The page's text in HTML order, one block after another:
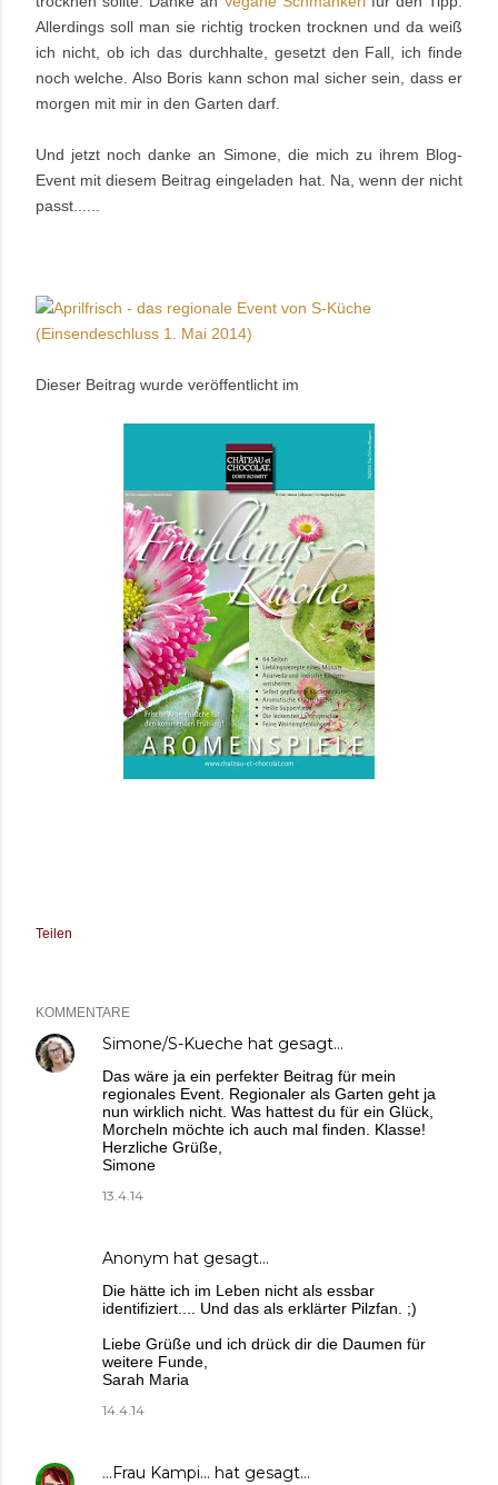
Allerdings soll man sie richtig trocken trocknen und da weiß
ich nicht, ob ich das durchhalte, gesetzt den Fall, ich finde
noch welche. Also Boris kann schon mal sicher sein, dass er
morgen mit mir in den Garten darf.
Und jetzt noch danke an Simone, die mich zu ihrem Blog-
Event mit diesem Beitrag eingeladen hat. Na, wenn der nicht
passt......
Dieser Beitrag wurde veröffentlicht im
Teilen
KOMMENTARE
Simone/S-Kueche hat gesagt…
Das wäre ja ein perfekter Beitrag für mein
regionales Event. Regionaler als Garten geht ja
nun wirklich nicht. Was hattest du für ein Glück,
Morcheln möchte ich auch mal finden. Klasse!
Herzliche Grüße,
Simone
13.4.14
Anonym hat gesagt…
Die hätte ich im Leben nicht als essbar
identifiziert.... Und das als erklärter Pilzfan. ;)
Liebe Grüße und ich drück dir die Daumen für
weitere Funde,
Sarah Maria
14.4.14
...Frau Kampi... hat gesagt…